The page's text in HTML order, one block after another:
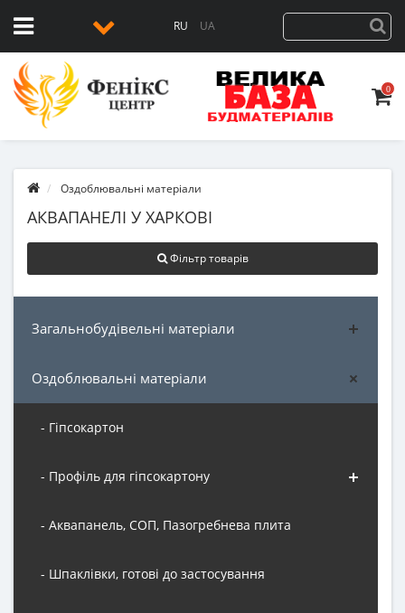
RU UA
0
Оздоблювальні матеріали
АКВАПАНЕЛІ У ХАРКОВІ
Фільтр товарів
Загальнобудівельні матеріали
Оздоблювальні матеріали
- Гіпсокартон
- Профіль для гіпсокартону
- Аквапанель, СОП, Пазогребнева плита
- Шпаклівки, готові до застосування